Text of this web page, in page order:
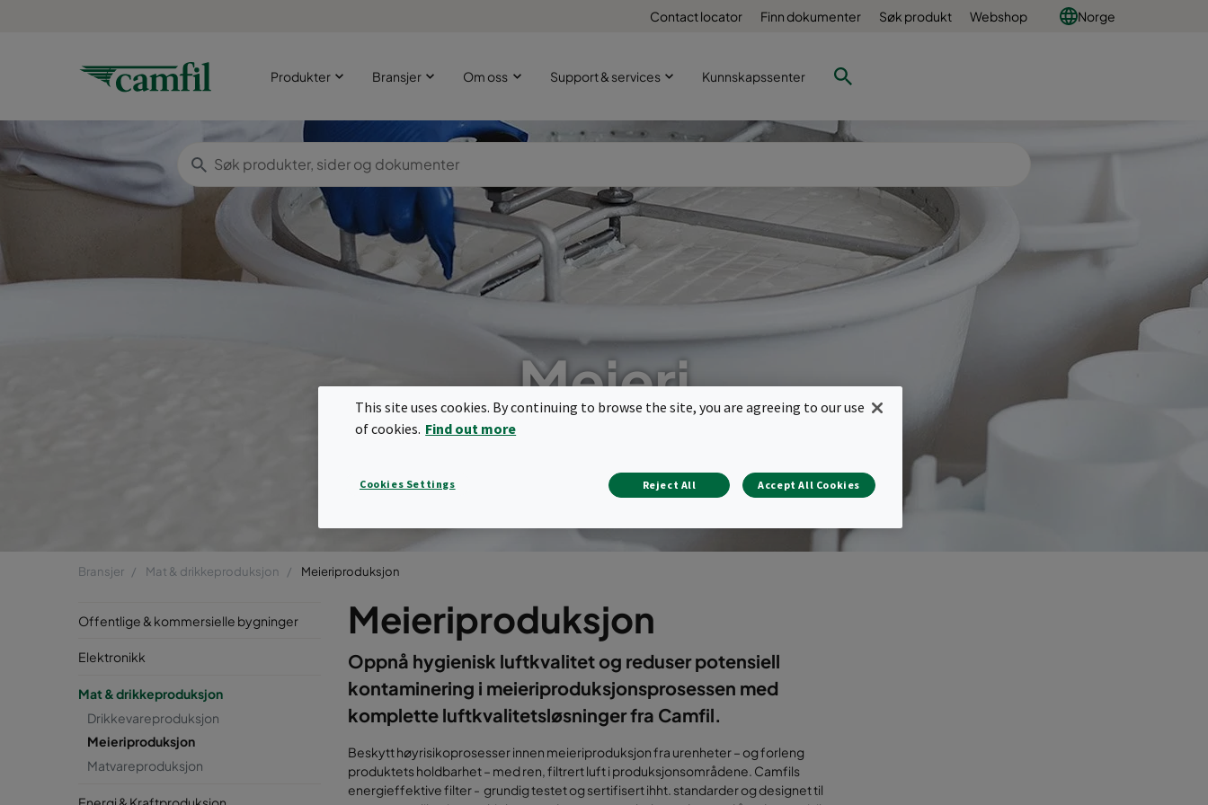
Contact locator Finn dokumenter Søk produkt Webshop Norge
Produkter Bransjer Om oss Support & services Kunnskapssenter
Meieri
Bransjer Mat & drikkeproduksjon Meieriproduksjon
Offentlige & kommersielle bygninger
Elektronikk
Mat & drikkeproduksjon
Drikkevareproduksjon
Meieriproduksjon
Matvareproduksjon
Meieriproduksjon
Oppnå hygienisk luftkvalitet og reduser potensiell
kontaminering i meieriproduksjonsprosessen med
komplette luftkvalitetsløsninger fra Camfil.
Beskytt høyrisikoprosesser innen meieriproduksjon fra urenheter – og forleng
produktets holdbarhet – med ren, filtrert luft i produksjonsområdene. Camfils
energieffektive filter - grundig testet og sertifisert ihht. standarder og designet til
This site uses cookies. By continuing to browse the site, you are agreeing to our use
of cookies. Find out more
Cookies Settings Reject All Accept All Cookies